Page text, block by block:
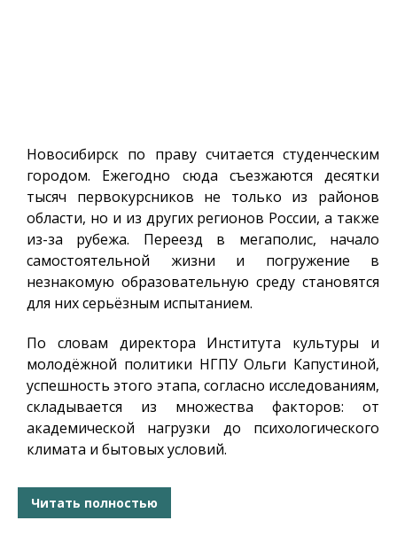
Новосибирск по праву считается студенческим
городом. Ежегодно сюда съезжаются десятки
тысяч первокурсников не только из районов
области, но и из других регионов России, а также
из-за рубежа. Переезд в мегаполис, начало
самостоятельной жизни и погружение в
незнакомую образовательную среду становятся
для них серьёзным испытанием.
По словам директора Института культуры и
молодёжной политики НГПУ Ольги Капустиной,
успешность этого этапа, согласно исследованиям,
складывается из множества факторов: от
академической нагрузки до психологического
климата и бытовых условий.
Читать полностью